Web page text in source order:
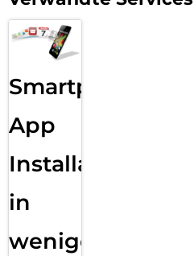
Smartphone
App
Installation
in
wenigen